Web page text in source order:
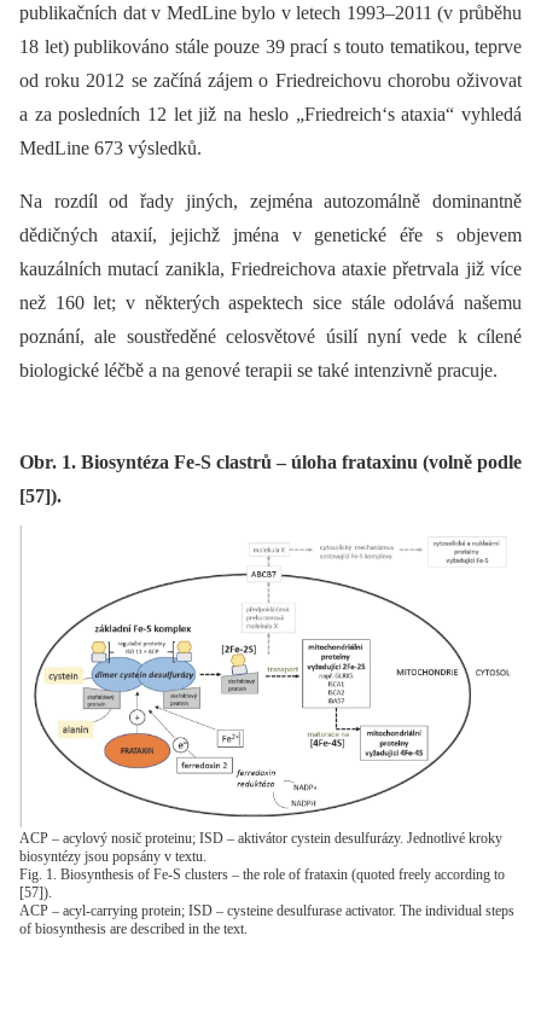
publikačních dat v MedLine bylo v letech 1993–2011 (v průběhu
18 let) publikováno stále pouze 39 prací s touto tematikou, teprve
od roku 2012 se začíná zájem o Friedreichovu chorobu oživovat
a za posledních 12 let již na heslo „Friedreich‘s ataxia“ vyhledá
MedLine 673 výsledků.
Na rozdíl od řady jiných, zejména autozomálně dominantně
dědičných ataxií, jejichž jména v genetické éře s objevem
kauzálních mutací zanikla, Friedreichova ataxie přetrvala již více
než 160 let; v některých aspektech sice stále odolává našemu
poznání, ale soustředěné celosvětové úsilí nyní vede k cílené
biologické léčbě a na genové terapii se také intenzivně pracuje.
Obr. 1. Biosyntéza Fe-S clastrů – úloha frataxinu (volně podle
[57]).
ACP – acylový nosič proteinu; ISD – aktivátor cystein desulfurázy. Jednotlivé kroky
biosyntézy jsou popsány v textu.
Fig. 1. Biosynthesis of Fe-S clusters – the role of frataxin (quoted freely according to
[57]).
ACP – acyl-carrying protein; ISD – cysteine desulfurase activator. The individual steps
of biosynthesis are described in the text.